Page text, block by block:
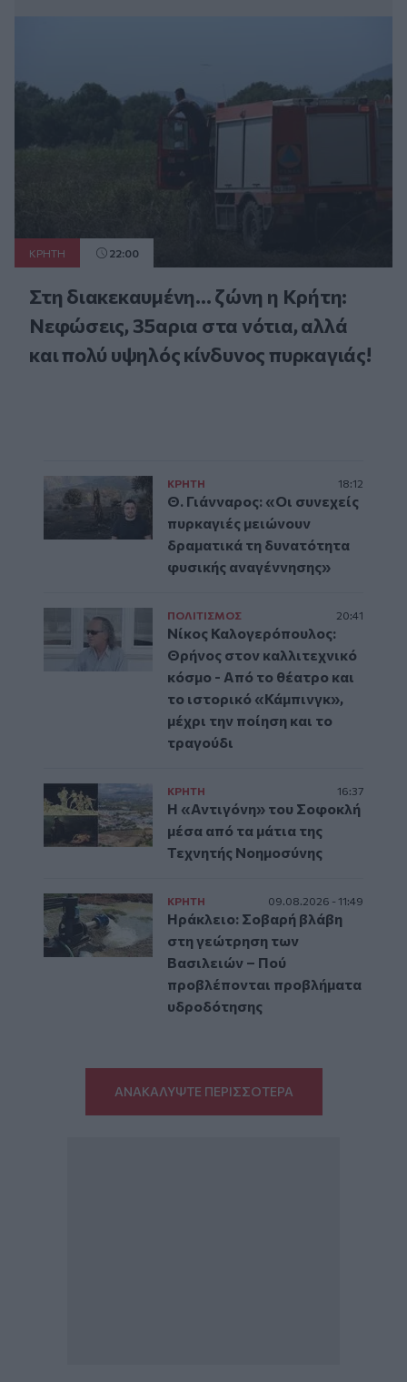
ΚΡΗΤΗ 22:00
Στη διακεκαυμένη... ζώνη η Κρήτη:
Νεφώσεις, 35αρια στα νότια, αλλά
και πολύ υψηλός κίνδυνος πυρκαγιάς!
ΚΡΗΤΗ 18:12
Θ. Γιάνναρος: «Οι συνεχείς
πυρκαγιές μειώνουν
δραματικά τη δυνατότητα
φυσικής αναγέννησης»
ΠΟΛΙΤΙΣΜΟΣ 20:41
Νίκος Καλογερόπουλος:
Θρήνος στον καλλιτεχνικό
κόσμο - Από το θέατρο και
το ιστορικό «Κάμπινγκ»,
μέχρι την ποίηση και το
τραγούδι
ΚΡΗΤΗ 16:37
Η «Αντιγόνη» του Σοφοκλή
μέσα από τα μάτια της
Τεχνητής Νοημοσύνης
ΚΡΗΤΗ 09.08.2026 - 11:49
Ηράκλειο: Σοβαρή βλάβη
στη γεώτρηση των
Βασιλειών – Πού
προβλέπονται προβλήματα
υδροδότησης
ΑΝΑΚΑΛΥΨΤΕ ΠΕΡΙΣΣΟΤΕΡΑ